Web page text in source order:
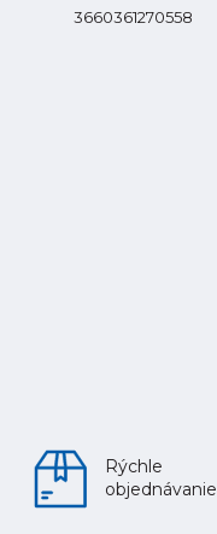
3660361270558
Rýchle
objednávanie